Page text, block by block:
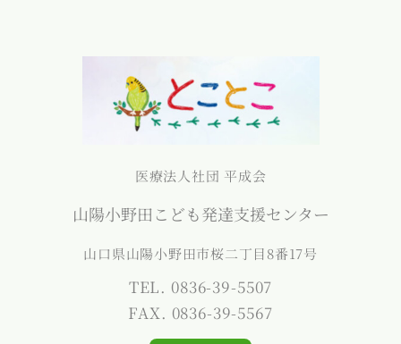
医療法人社団 平成会
山陽小野田こども発達支援センター
山口県山陽小野田市桜二丁目8番17号
TEL. 0836-39-5507
FAX. 0836-39-5567